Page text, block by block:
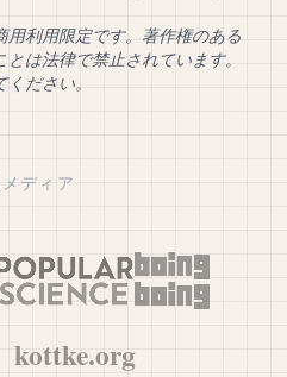
用利用限定です。著作権のある
は法律で禁止されています。
ださい。
ディア